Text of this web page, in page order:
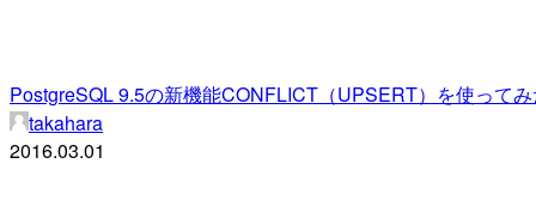
PostgreSQL 9.5の新機能CONFLICT（UPSERT）を使って
takahara
2016.03.01